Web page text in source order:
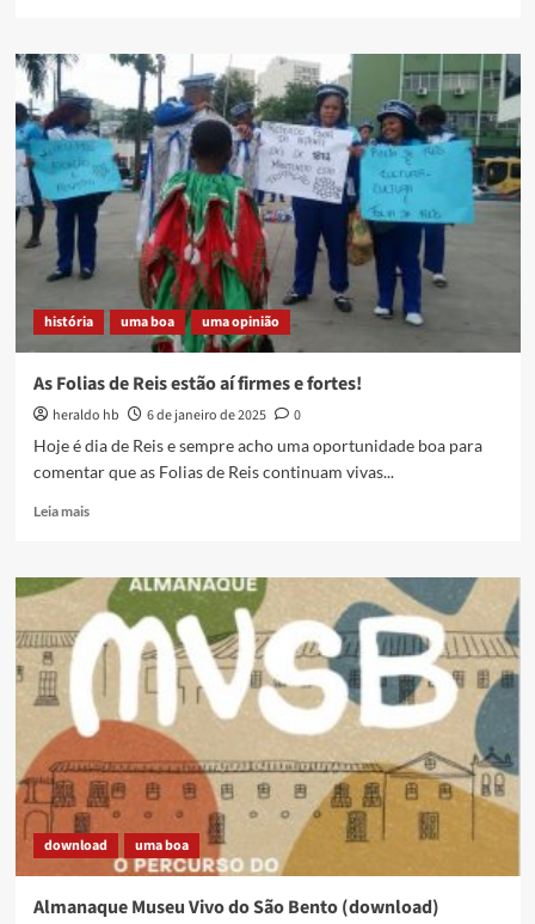
OBRIGADO
TUDO,
MESTRE
PEIXE
história uma boa uma opinião
As Folias de Reis estão aí firmes e fortes!
heraldo hb 6 de janeiro de 2025
0
Hoje é dia de Reis e sempre acho uma oportunidade boa para
comentar que as Folias de Reis continuam vivas...
Leia maisRead
As
Folias
de
Reis
estão
firmes
e
fortes!
download uma boa
Almanaque Museu Vivo do São Bento (download)